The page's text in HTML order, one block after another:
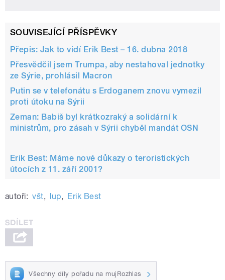
SOUVISEJÍCÍ PŘÍSPĚVKY
Přepis: Jak to vidí Erik Best – 16. dubna 2018
Přesvědčil jsem Trumpa, aby nestahoval jednotky
ze Sýrie, prohlásil Macron
Putin se v telefonátu s Erdoganem znovu vymezil
proti útoku na Sýrii
Zeman: Babiš byl krátkozraký a solidární k
ministrům, pro zásah v Sýrii chyběl mandát OSN
Erik Best: Máme nové důkazy o teroristických
útocích z 11. září 2001?
autoři: všt, lup, Erik Best
Všechny díly pořadu na mujRozhlas